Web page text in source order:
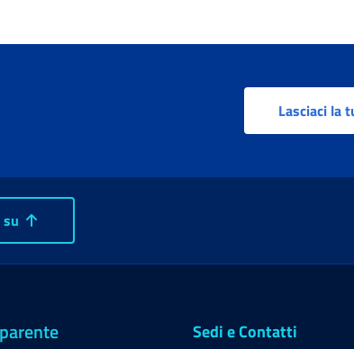
Lasciaci la
su
Sedi e Contatti